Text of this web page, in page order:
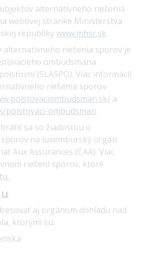
alternatívneho riešenia
webovej stránke Ministerstva
republikywww.mhsr.sk.
alternatívneho riešenia sporov je
ombudsmana
(SLASPO). Viac informácií
riešenia sporov
a
poistovaci-ombudsman.
sa so žiadosťou o
na luxemburský orgán
Aux Assurances (CAA). Viac
riešení sporov, ktoré
tu.
aj orgánom dohľadu nad
ktorými sú: